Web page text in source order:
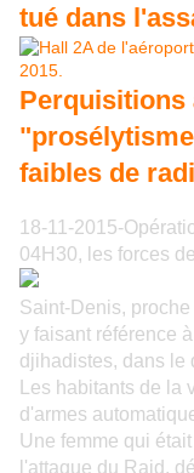
tué dans
Perquisitions
faibles de
18-11-2015-
04H30, les forces
Saint-Denis,
y faisant référence
djihadistes, dans le
Les habitants de
d'armes
Une femme qui
l'attaque du Raid,